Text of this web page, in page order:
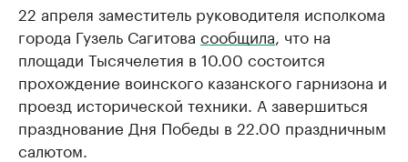
22 апреля заместитель руководителя исполкома
города Гузель Сагитова сообщила , что на
площади Тысячелетия в 10.00 состоится
прохождение воинского казанского гарнизона и
проезд исторической техники. А завершиться
празднование Дня Победы в 22.00 праздничным
салютом.